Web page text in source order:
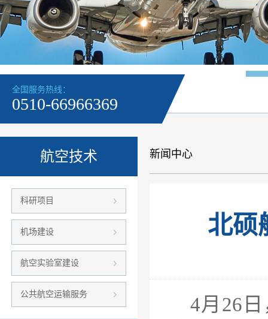
全国服务热线：
0510-66966369
航空技术
科研项目
机场建设
航空实验室建设
公共航空运输服务
新闻中心
北硕
4月26